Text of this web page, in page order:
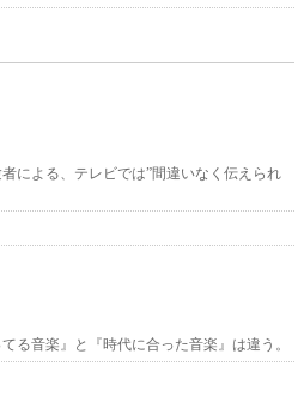
による、テレビでは”間違いなく伝えられ
る音楽』と『時代に合った音楽』は違う。